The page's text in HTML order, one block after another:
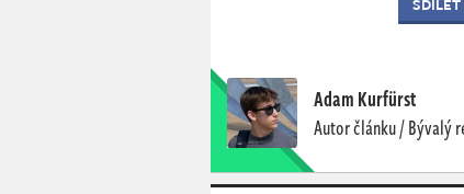
Adam Kurfürst
Autor článku / Bývalý